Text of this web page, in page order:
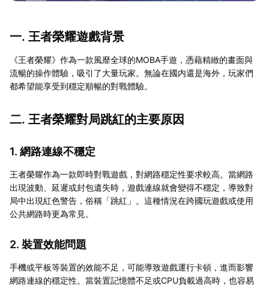
一. 王者榮耀遊戲背景
《王者榮耀》作為一款風靡全球的MOBA手遊，憑藉精緻的畫面與
流暢的操作體驗，吸引了大量玩家。無論在國内還是海外，玩家們
都希望能享受到穩定順暢的對戰體驗。
二. 王者榮耀對局跳紅的主要原因
1. 網路連線不穩定
王者榮耀作為一款即時對戰遊戲，對網路穩定性要求較高。當網路
出現波動、延遲或封包遺失時，遊戲連線就會變得不穩定，導致對
局中出現紅色警告，俗稱「跳紅」。這種情況在跨國玩遊戲或使用
公共網路時更為常見。
2. 裝置效能問題
手機或平板等裝置的效能不足，可能導致遊戲運行卡頓，進而影響
網路連線的穩定性。當裝置記憶體不足或CPU負載過高時，也容易